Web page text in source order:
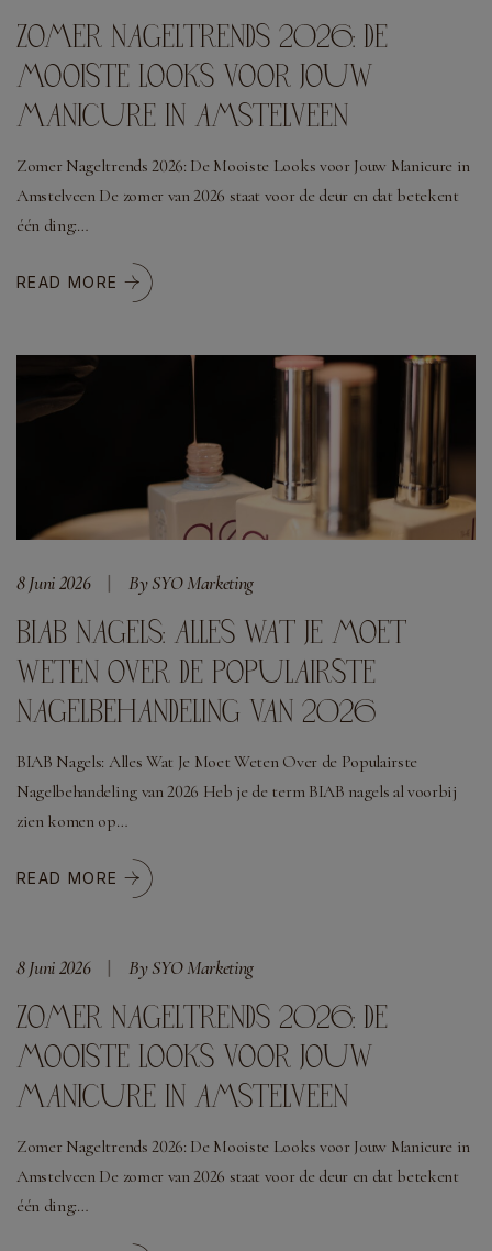
ZOMER NAGELTRENDS 2026: DE
MOOISTE LOOKS VOOR JOUW
MANICURE IN AMSTELVEEN
Zomer Nageltrends 2026: De Mooiste Looks voor Jouw Manicure in
Amstelveen De zomer van 2026 staat voor de deur en dat betekent
één ding:…
READ MORE
8 Juni 2026 By SYO Marketing
BIAB NAGELS: ALLES WAT JE MOET
WETEN OVER DE POPULAIRSTE
NAGELBEHANDELING VAN 2026
BIAB Nagels: Alles Wat Je Moet Weten Over de Populairste
Nagelbehandeling van 2026 Heb je de term BIAB nagels al voorbij
zien komen op…
READ MORE
8 Juni 2026 By SYO Marketing
ZOMER NAGELTRENDS 2026: DE
MOOISTE LOOKS VOOR JOUW
MANICURE IN AMSTELVEEN
Zomer Nageltrends 2026: De Mooiste Looks voor Jouw Manicure in
Amstelveen De zomer van 2026 staat voor de deur en dat betekent
één ding:…